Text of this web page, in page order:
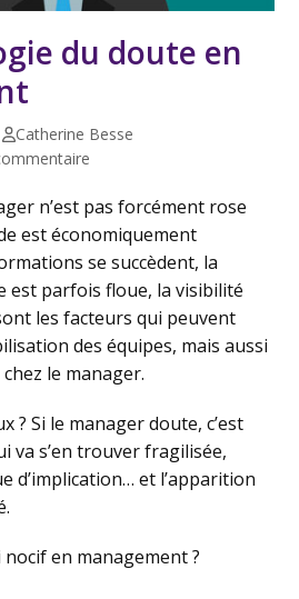
du doute en
Catherine Besse
n’est pas forcément rose
est économiquement
se succèdent, la
est parfois floue, la visibilité
les facteurs qui peuvent
des équipes, mais aussi
le manager.
? Si le manager doute, c’est
va s’en trouver fragilisée,
d’implication… et l’apparition
en management ?